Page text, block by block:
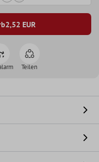
2,52 EUR
Teilen